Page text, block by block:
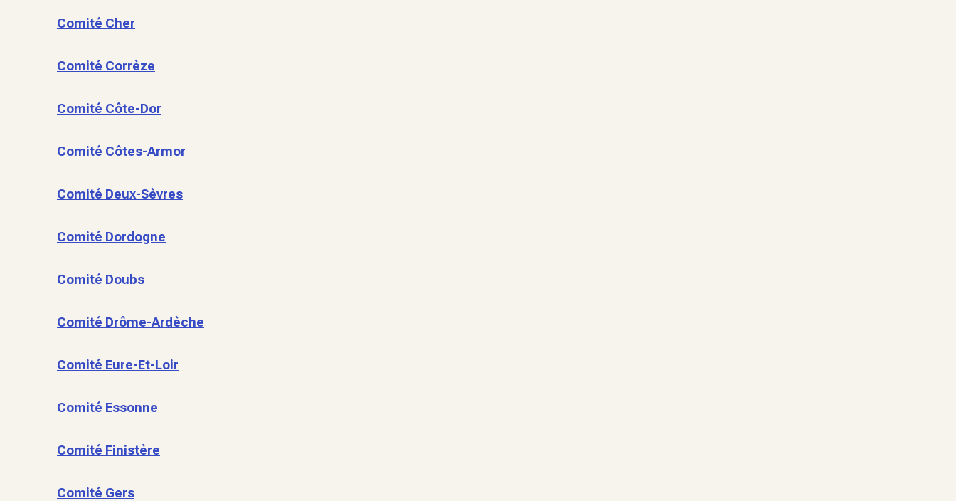
Comité Cher
Comité Corrèze
Comité Côte-Dor
Comité Côtes-Armor
Comité Deux-Sèvres
Comité Dordogne
Comité Doubs
Comité Drôme-Ardèche
Comité Eure-Et-Loir
Comité Essonne
Comité Finistère
Comité Gers